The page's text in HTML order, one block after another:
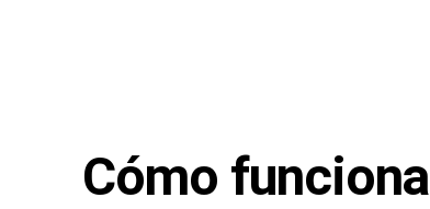
Cómo funciona